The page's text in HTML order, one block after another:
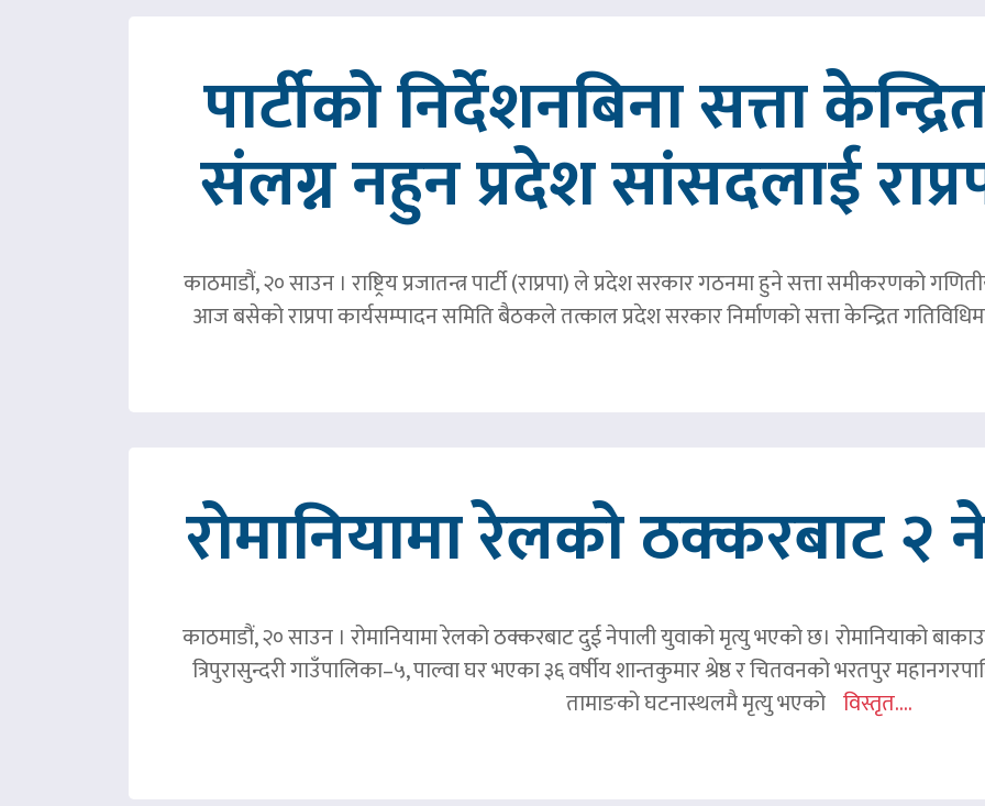
पार्टीको निर्देशनबिना सत्ता
संलग्न नहुन प्रदेश सांसदलाई
काठमाडौं, २० साउन । राष्ट्रिय प्रजातन्त्र पार्टी (राप्रपा) ले प्रदेश सरकार गठनमा हुने सत्ता समीकरणको
आज बसेको राप्रपा कार्यसम्पादन समिति बैठकले तत्काल प्रदेश सरकार निर्माणको सत्ता केन्द्रित
रोमानियामा रेलको ठक्करबाट २
काठमाडौं, २० साउन । रोमानियामा रेलको ठक्करबाट दुई नेपाली युवाको मृत्यु भएको छ। रोमानियाको
त्रिपुरासुन्दरी गाउँपालिका–५, पाल्वा घर भएका ३६ वर्षीय शान्तकुमार श्रेष्ठ र चितवनको भरतपुर
तामाङको घटनास्थलमै मृत्यु भएको विस्तृत....